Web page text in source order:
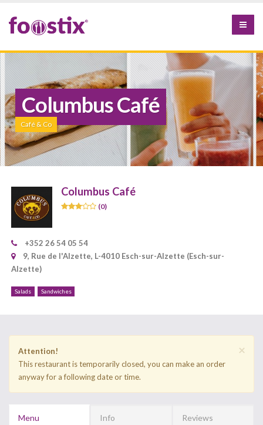
Columbus Café
Café & Co
Columbus Café
(0)
+352 26 54 05 54
9, Rue de l'Alzette, L-4010 Esch-sur-Alzette (Esch-sur-
Alzette)
Salads Sandwiches
×
Attention!
This restaurant is temporarily closed, you can make an order
anyway for a following date or time.
Menu Info Reviews